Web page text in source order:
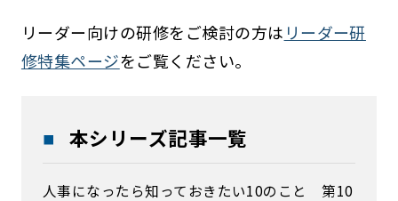
リーダー向けの研修をご検討の方は リーダー研
修特集ページをご覧ください。
本シリーズ記事一覧
人事になったら知っておきたい10のこと 第10